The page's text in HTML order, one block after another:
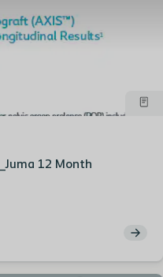
12 Month